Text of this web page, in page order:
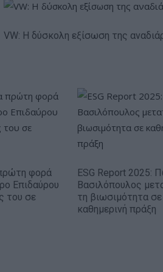
VW: Η δύσκολη εξίσωση της
φορά
Επιδαύρου
του σε
ESG Report 2025:
Βασιλόπουλος
τη βιωσιμότητα σε
καθημερινή πράξη